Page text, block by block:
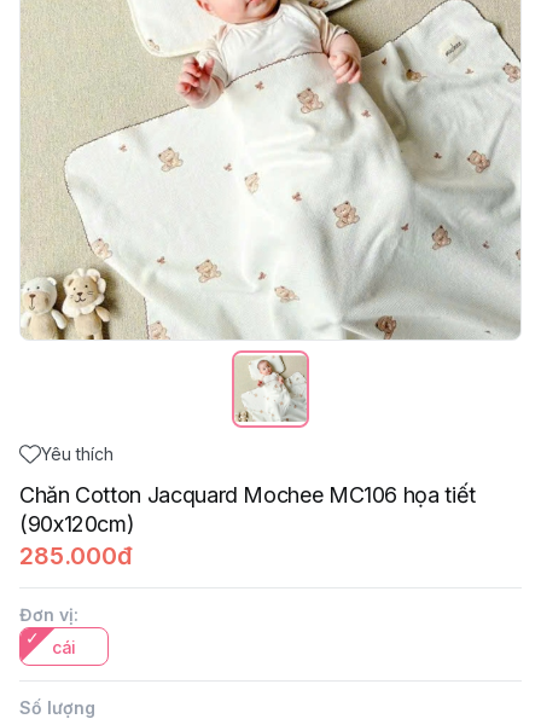
Yêu thích
Chăn Cotton Jacquard Mochee MC106 họa tiết
(90x120cm)
285.000đ
Đơn vị:
cái
Số lượng